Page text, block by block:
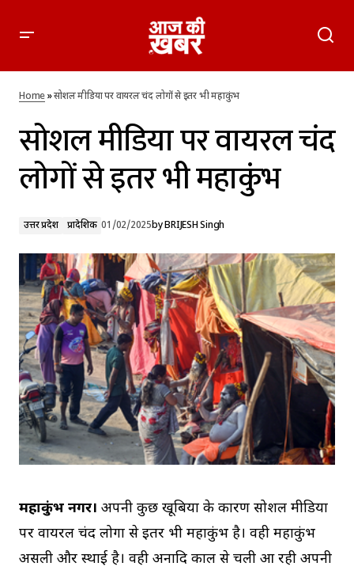
सोशल मीडिया पर वायरल चंद लोगों से इतर भी महाकुंभ
Home»सोशल मीडिया पर वायरल चंद लोगों से इतर भी महाकुंभ
सोशल मीडिया पर वायरल चंद
लोगों से इतर भी महाकुंभ
उत्तर प्रदेश प्रादेशिक 01/02/2025byBRIJESH Singh
महाकुंभ नगर। अपनी कुछ खूबियों के कारण सोशल मीडिया
पर वायरल चंद लोगों से इतर भी महाकुंभ है। वही महाकुंभ
असली और स्थाई है। वही अनादि काल से चली आ रही अपनी